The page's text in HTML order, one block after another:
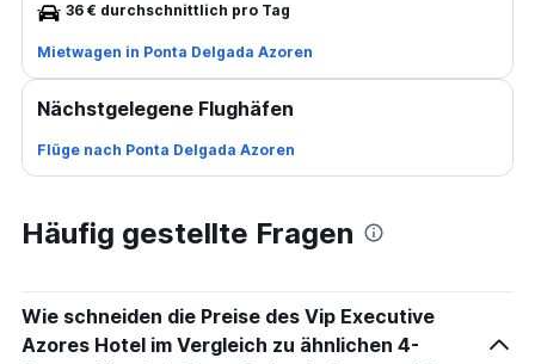
36 € durchschnittlich pro Tag
Mietwagen in Ponta Delgada Azoren
Nächstgelegene Flughäfen
Flüge nach Ponta Delgada Azoren
Häufig gestellte Fragen
Wie schneiden die Preise des Vip Executive
Azores Hotel im Vergleich zu ähnlichen 4-